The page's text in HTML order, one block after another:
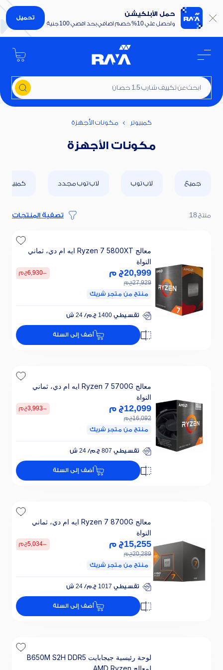
حمل الأبلكيشن
واحصل علي 10% خصم اضافي بحد اقصي 100 جنية
تحميل
ابحث عن تكييف شارب 1.5 حصان
كمبيوتر مكونات الأجهزة
مكونات الأجهزة
جميع لاب توب لاب توب مجدد كمبيوتر
منتج 18 تصفية المنتجات
معالج Ryzen 7 5800XT ايه ام دي، ثماني
النواة
20,999ج م
27,929ج م
-
6,930ج م
منتج من متجر شريك
تقسيطي 1400 ج.م/ 24 ش
خصم 25% على الفائدة
أضف إلى السلة
معالج Ryzen 7 5700G ايه ام دي، ثماني
النواة
12,099ج م
16,092ج م
-
3,993ج م
منتج من متجر شريك
تقسيطي 807 ج.م/ 24 ش
خصم 25% على الفائدة
أضف إلى السلة
معالج Ryzen 7 8700G ايه ام دي، ثماني
النواة
15,255ج م
20,289ج م
-
5,034ج م
منتج من متجر شريك
تقسيطي 1017 ج.م/ 24 ش
خصم 25% على الفائدة
أضف إلى السلة
لوحة رئيسية جيجابايت B650M S2H DDR5
لمعالج AMD Ryzen